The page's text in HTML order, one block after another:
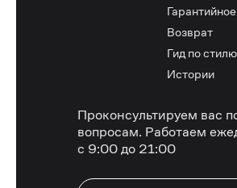
Возврат
Гид по стилю
Истории
Проконсультируем вас
вопросам. Работаем
с 9:00 до 21:00